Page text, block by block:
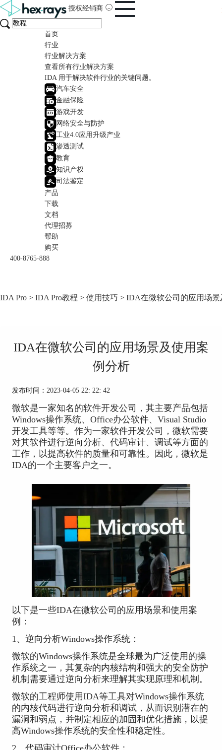
授权经销商
首页
行业
行业解决方案
查看所有行业解决方案
IDA 用于解决软件行业的关键问题。
汽车安全
金融保险
游戏开发
网络安全与防护
工业4.0应用升级产业
渗透测试
教育
知识产权
司法鉴定
产品
下载
文档
代理招募
帮助
购买
400-8765-888
IDA Pro > IDA Pro教程 > 使用技巧 > IDA在微软公司的应用场
IDA在微软公司的应用场景及使用案
例分析
发布时间：2023-04-05 22: 22: 42
微软是一家知名的软件开发公司，其主要产品包括
Windows操作系统、Office办公软件、Visual Studio
开发工具等等。作为一家软件开发公司，微软需要
对其软件进行逆向分析、代码审计、调试等方面的
工作，以提高软件的质量和可靠性。因此，微软是
IDA的一个主要客户之一。
以下是一些IDA在微软公司的应用场景和使用案
例：
1、逆向分析Windows操作系统：
微软的Windows操作系统是全球最为广泛使用的操
作系统之一，其复杂的内核结构和强大的安全防护
机制需要通过逆向分析来理解其实现原理和机制。
微软的工程师使用IDA等工具对Windows操作系统
的内核代码进行逆向分析和调试，从而识别潜在的
漏洞和弱点，并制定相应的加固和优化措施，以提
高Windows操作系统的安全性和稳定性。
2、代码审计Office办公软件：